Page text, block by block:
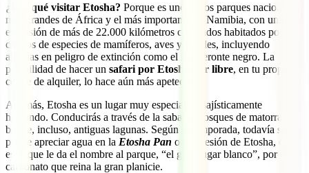
¿Por qué visitar Etosha? Porque es uno de los parques nacionales
más grandes de África y el más importante de Namibia, con una
extensión de más de 22.000 kilómetros cuadrados habitados por
cientos de especies de mamíferos, aves y reptiles, incluyendo
algunas en peligro de extinción como el rinoceronte negro. La
posibilidad de hacer un safari por Etosha por libre, en tu propio
coche de alquiler, lo hace aún más apetecible.
Además, Etosha es un lugar muy especial paisajísticamente
hablando. Conducirás a través de la sabana, bosques de matorral
bajo e, incluso, antiguas lagunas. Según la temporada, todavía se
puede apreciar agua en la Etosha Pan o Depresión de Etosha, que
es la que le da el nombre al parque, “el gran lugar blanco”, por el
carbonato que reina la gran planicie.